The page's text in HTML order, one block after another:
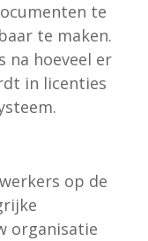
te
te maken.
na hoeveel er
in licenties
op de
organisatie